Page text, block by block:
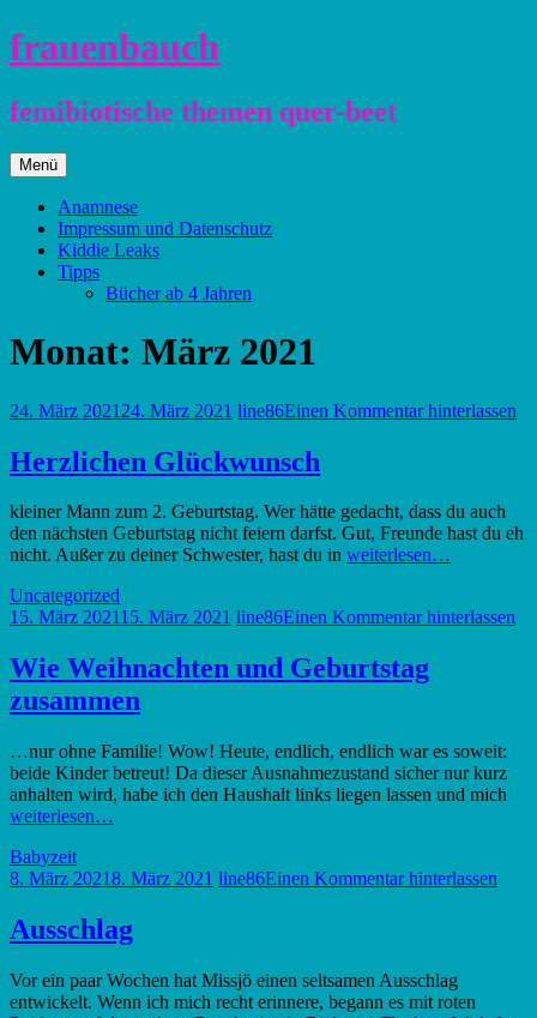
Zum
Inhalt
frauenbauch
femibiotische themen quer-beet
Menü Zum
Inhalt
springen
Anamnese
Impressum und Datenschutz
Kiddie Leaks
Tipps
Bücher ab 4 Jahren
Monat: März 2021
24. März 2021 24. März 2021 line86Einen Kommentar hinterlassen
Herzlichen Glückwunsch
kleiner Mann zum 2. Geburtstag. Wer hätte gedacht, dass du auch
den nächsten Geburtstag nicht feiern darfst. Gut, Freunde hast du eh
nicht. Außer zu deiner Schwester, hast du in weiterlesen…
Uncategorized
15. März 202115. März 2021 line86Einen Kommentar hinterlassen
Wie Weihnachten und Geburtstag
zusammen
…nur ohne Familie! Wow! Heute, endlich, endlich war es soweit:
beide Kinder betreut! Da dieser Ausnahmezustand sicher nur kurz
anhalten wird, habe ich den Haushalt links liegen lassen und mich
weiterlesen…
Babyzeit
8. März 20218. März 2021 line86Einen Kommentar hinterlassen
Ausschlag
Vor ein paar Wochen hat Missjö einen seltsamen Ausschlag
entwickelt. Wenn ich mich recht erinnere, begann es mit roten